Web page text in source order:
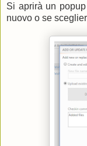
Si aprirà un
nuovo o se